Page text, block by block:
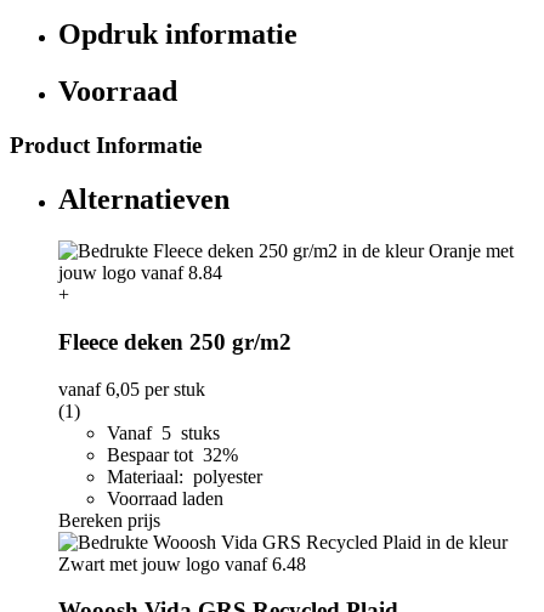
Opdruk informatie
Voorraad
Product Informatie
Alternatieven
+
Fleece deken 250 gr/m2
vanaf6,05 per stuk
(1)
Vanaf 5 stuks
Bespaar tot 32%
Materiaal: polyester
Voorraad laden
Bereken prijs